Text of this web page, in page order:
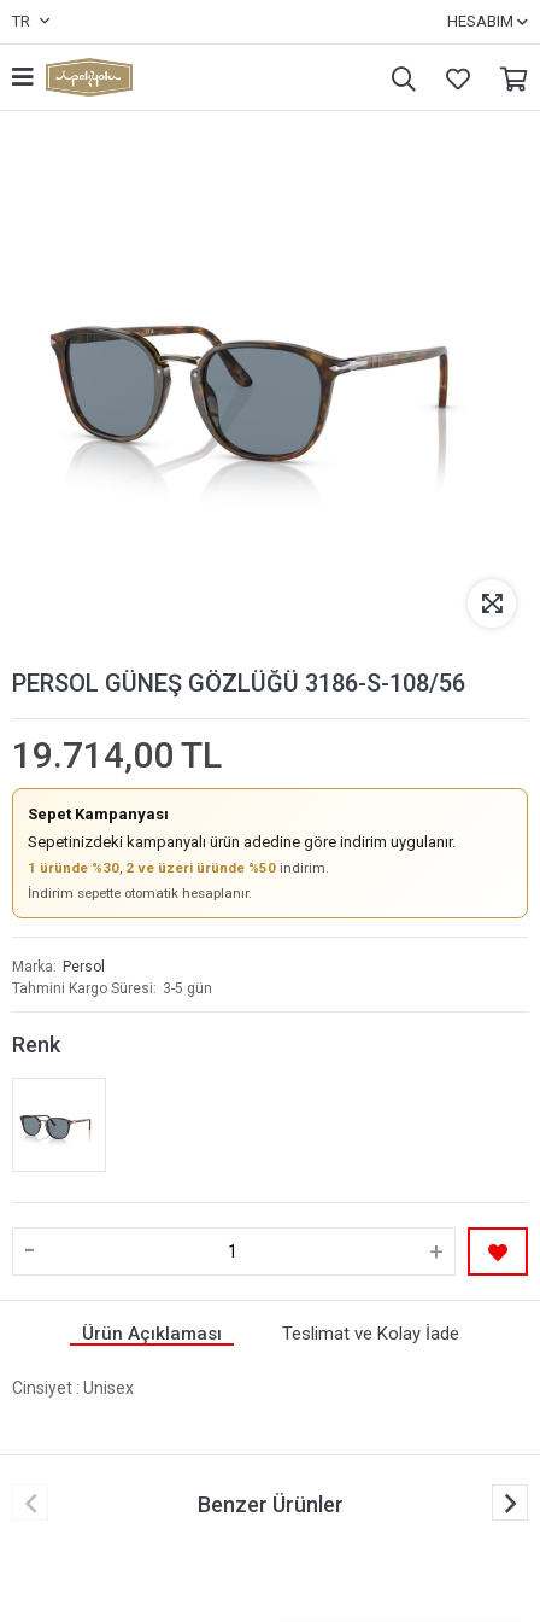
TR HESABIM
PERSOL GÜNEŞ GÖZLÜĞÜ 3186-S-108/56
19.714,00 TL
Sepet Kampanyası
Sepetinizdeki kampanyalı ürün adedine göre indirim uygulanır.
1 üründe %30, 2 ve üzeri üründe %50 indirim.
İndirim sepette otomatik hesaplanır.
Marka
Persol
Tahmini Kargo Süresi
3-5 gün
Renk
- +
Ürün Açıklaması Teslimat ve Kolay İade
Cinsiyet : Unisex
Benzer Ürünler